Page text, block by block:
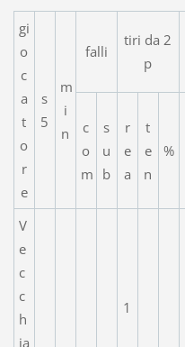
gi
o
c
a
t
o
r
e
s
5
m
i
n
falli
tiri da 2
p
c
o
m
s
u
b
r
e
a
t
e
n
%
V
e
c
c
h
ia
1